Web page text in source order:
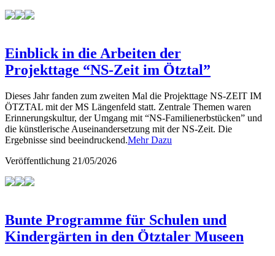
Einblick in die Arbeiten der
Projekttage “NS-Zeit im Ötztal”
Dieses Jahr fanden zum zweiten Mal die Projekttage NS-ZEIT IM
ÖTZTAL mit der MS Längenfeld statt. Zentrale Themen waren
Erinnerungskultur, der Umgang mit “NS-Familienerbstücken” und
die künstlerische Auseinandersetzung mit der NS-Zeit. Die
Ergebnisse sind beeindruckend.Mehr Dazu
Veröffentlichung 21/05/2026
Bunte Programme für Schulen und
Kindergärten in den Ötztaler Museen